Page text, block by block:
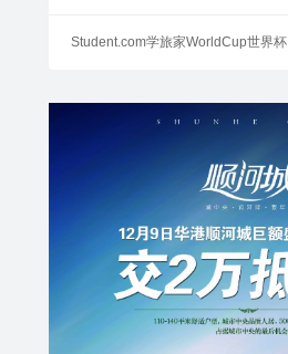
Student.com学旅家WorldCup世界杯